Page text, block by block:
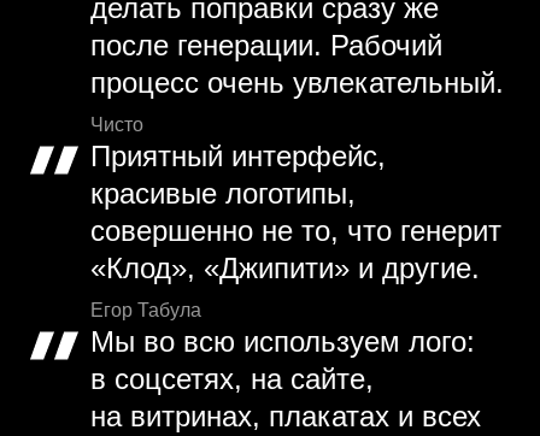
делать поправки сразу же
после генерации. Рабочий
процесс очень увлекательный.
Чисто
Приятный интерфейс,
красивые логотипы,
совершенно не то, что генерит
«Клод», «Джипити» и другие.
Егор Табула
Мы во всю используем лого:
в соцсетях, на сайте,
на витринах, плакатах и всех